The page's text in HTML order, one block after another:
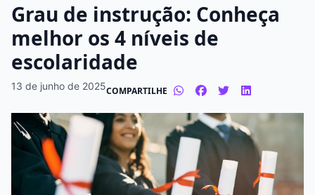
Grau de instrução: Conheça
melhor os 4 níveis de
escolaridade
13 de junho de 2025COMPARTILHE
Modalidade preferida
Presencial
Tipo de formação
Graduação
Pós